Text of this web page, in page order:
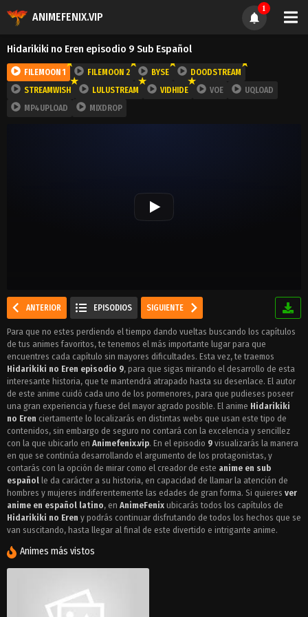
ANIMEFENIX.VIP
1
Hidarikiki no Eren episodio 9 Sub Español
FILEMOON 1 FILEMOON 2 BYSE
DOODSTREAM
STREAMWISH
LULUSTREAM VIDHIDE VOE
UQLOAD
MP4UPLOAD
MIXDROP
ANTERIOR EPISODIOS SIGUIENTE
Para que no estes perdiendo el tiempo dando vueltas buscando los capítulos
de tus animes favoritos, te tenemos el más importante lugar para que
encuentres cada capítulo sin mayores dificultades. Esta vez, te traemos
Hidarikiki no Eren episodio 9, para que sigas mirando el desarrollo de esta
interesante historia, que te mantendrá atrapado hasta su desenlace. El autor
de este anime cuidó cada uno de los pormenores, para que pudieses poseer
una gran experiencia y fuese del mayor agrado posible. El anime Hidarikiki
no Eren ciertamente lo localizarás en distintas webs que usan este tipo de
contenidos, sin embargo de seguro no contará con la excelencia y sencillez
con la que ubicarlo en Animefenix.vip. En el episodio 9 visualizarás la manera
en que se continúa desarrollando el argumento de los protagonistas, y
contarás con la opción de mirar como el creador de este anime en sub
español le da carácter a su historia, en capacidad de llamar la atención de
hombres y mujeres indiferentemente las edades de gran forma. Si quieres ver
anime en español latino, en AnimeFenix ubicarás todos los capítulos de
Hidarikiki no Eren y podrás continuar disfrutando de todos los hechos que se
van suscitando, hasta llegar al final de este divertido e intrigante anime.
Animes más vistos